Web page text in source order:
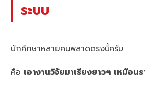
ระบบ
นักศึกษาหลายคนพลาดตรงนี้ครับ
คือ เอางานวิจัยมาเรียงยาวๆ เหมือน